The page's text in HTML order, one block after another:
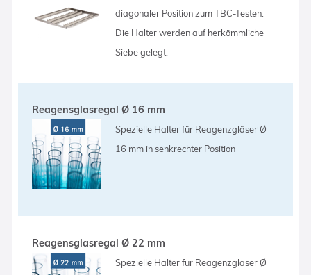
diagonaler Position zum TBC-Testen.
Die Halter werden auf herkömmliche
Siebe gelegt.
Reagensglasregal Ø 16 mm
Spezielle Halter für Reagenzgläser Ø
16 mm in senkrechter Position
Reagensglasregal Ø 22 mm
Spezielle Halter für Reagenzgläser Ø